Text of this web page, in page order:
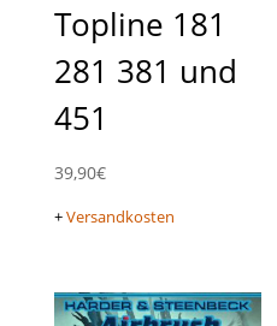
Topline 181
281 381 und
451
39,90€
+Versandkosten